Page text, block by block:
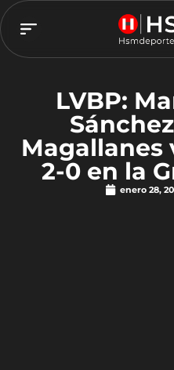
LVBP:
Magallanes
2-0 en la
enero 28,